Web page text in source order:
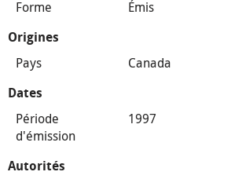
Forme
Émis
Origines
Pays Canada
Dates
Période
d'émission
1997
Autorités